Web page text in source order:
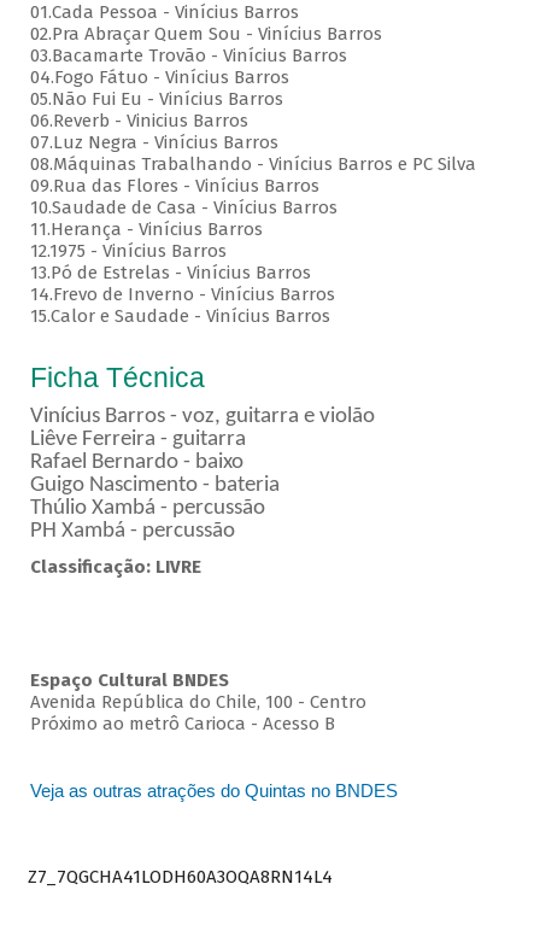
01.Cada Pessoa - Vinícius Barros
02.Pra Abraçar Quem Sou - Vinícius Barros
03.Bacamarte Trovão - Vinícius Barros
04.Fogo Fátuo - Vinícius Barros
05.Não Fui Eu - Vinícius Barros
06.Reverb - Vinicius Barros
07.Luz Negra - Vinícius Barros
08.Máquinas Trabalhando - Vinícius Barros e PC Silva
09.Rua das Flores - Vinícius Barros
10.Saudade de Casa - Vinícius Barros
11.Herança - Vinícius Barros
12.1975 - Vinícius Barros
13.Pó de Estrelas - Vinícius Barros
14.Frevo de Inverno - Vinícius Barros
15.Calor e Saudade - Vinícius Barros
Ficha Técnica
Vinícius Barros - voz, guitarra e violão
Liêve Ferreira - guitarra
Rafael Bernardo - baixo
Guigo Nascimento - bateria
Thúlio Xambá - percussão
PH Xambá - percussão
Classificação: LIVRE
Espaço Cultural BNDES
Avenida República do Chile, 100 - Centro
Próximo ao metrô Carioca - Acesso B
Veja as outras atrações do Quintas no BNDES
Z7_7QGCHA41LODH60A3OQA8RN14L4